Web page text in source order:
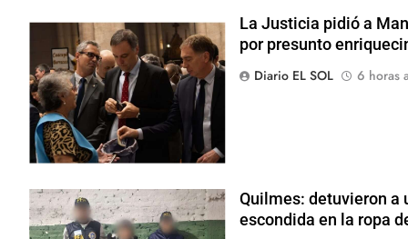
La Justicia pidió a
por presunto
Diario EL SOL
6 horas
Quilmes: detuvieron a
escondida en la ropa